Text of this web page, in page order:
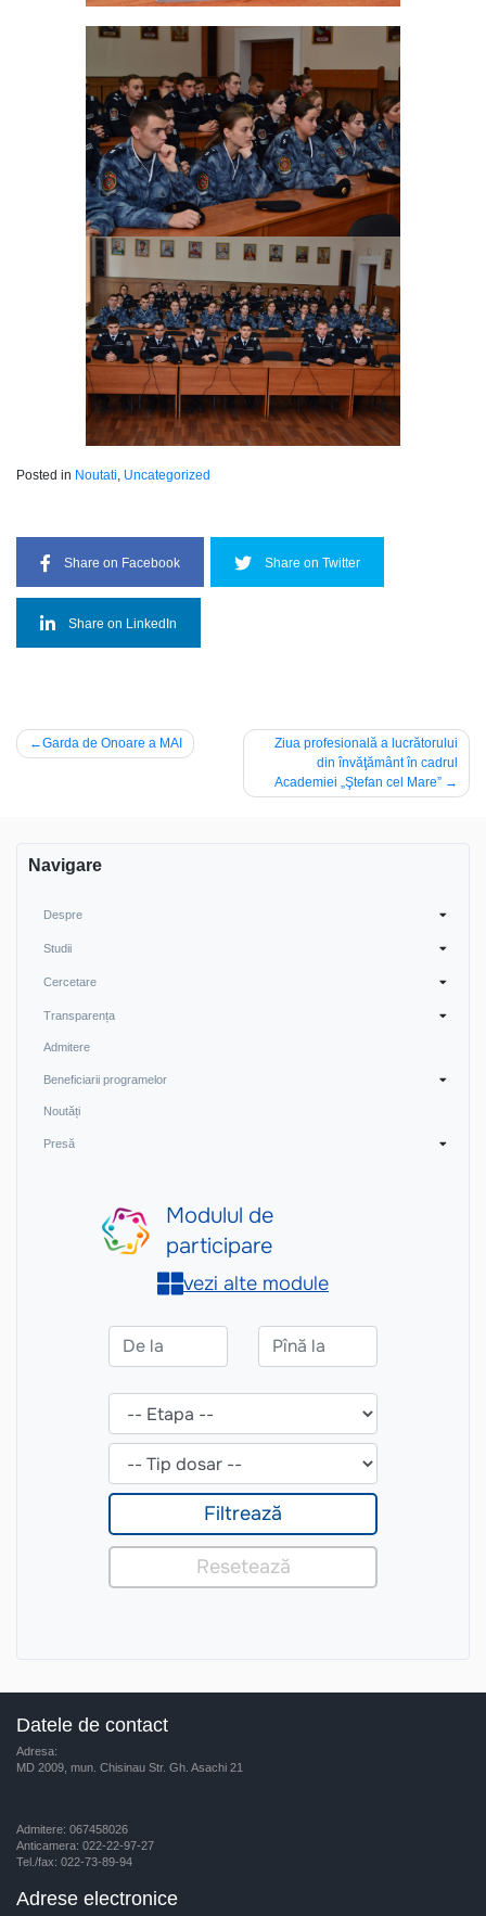
Posted in Noutati, Uncategorized
Share on Facebook Share on Twitter
Share on LinkedIn
Navigare
Garda de Onoare a MAI
Ziua profesională a lucrătorului
din învăţământ în cadrul
Academiei „Ştefan cel Mare”
Navigare
Despre
Studii
Cercetare
Transparența
Admitere
Beneficiarii programelor
Noutăți
Presă
Datele de contact
Adresa:
MD 2009, mun. Chisinau Str. Gh. Asachi 21
Admitere: 067458026
Anticamera: 022-22-97-27
Tel./fax: 022-73-89-94
Adrese electronice